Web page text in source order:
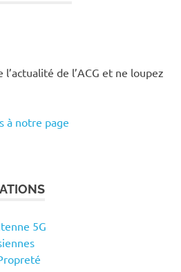
de l’ACG et ne loupez
à notre page
5G